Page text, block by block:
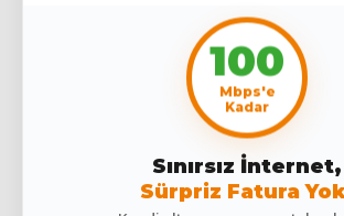
100
Mbps'e
Kadar
Sınırsız İnternet,
Sürpriz Fatura